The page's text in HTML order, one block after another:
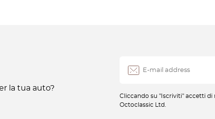
la tua auto?
Cliccando su "Iscriviti" accetti
Octoclassic Ltd.